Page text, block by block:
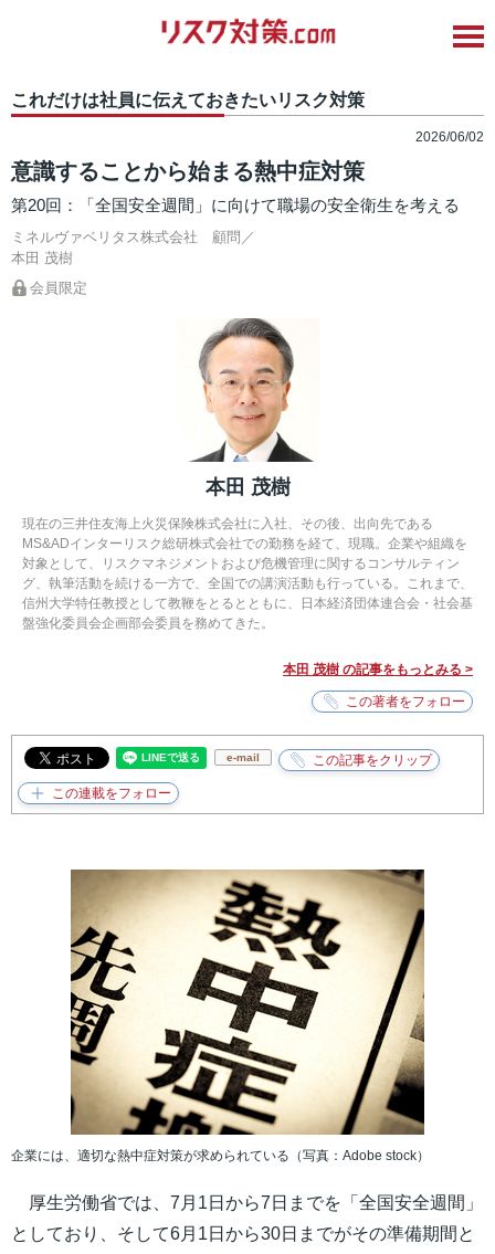
これだけは社員に伝えておきたいリスク対策
2026/06/02
意識することから始まる熱中症対策
第20回：「全国安全週間」に向けて職場の安全衛生を考える
ミネルヴァベリタス株式会社 顧問／
本田 茂樹
会員限定
本田 茂樹
現在の三井住友海上火災保険株式会社に入社、その後、出向先である
MS&ADインターリスク総研株式会社での勤務を経て、現職。企業や組織を
対象として、リスクマネジメントおよび危機管理に関するコンサルティン
グ、執筆活動を続ける一方で、全国での講演活動も行っている。これまで、
信州大学特任教授として教鞭をとるとともに、日本経済団体連合会・社会基
盤強化委員会企画部会委員を務めてきた。
本田 茂樹 の記事をもっとみる >
e-mail
企業には、適切な熱中症対策が求められている（写真：Adobe stock）
厚生労働省では、7月1日から7日までを「全国安全週間」
としており、そして6月1日から30日までがその準備期間と